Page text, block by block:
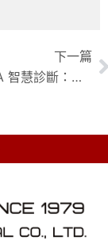
下一篇
FASV+-MA 智慧診斷：觸控螢幕下的自動故障排除，助您掌握工業控制核心